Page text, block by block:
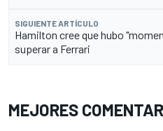
SIGUIENTE ARTÍCULO
Hamilton cree que hubo
superar a Ferrari
MEJORES